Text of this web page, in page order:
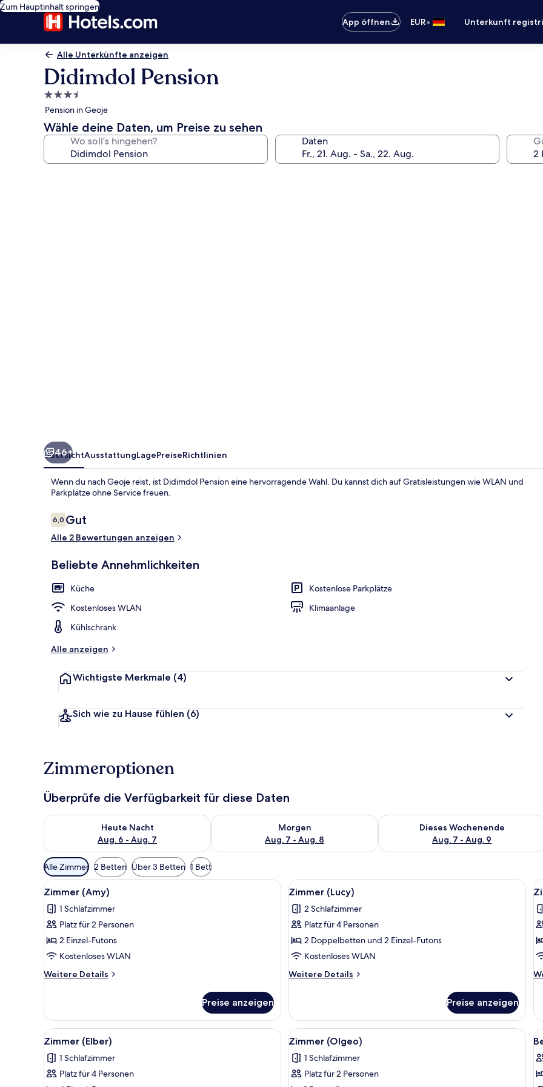
Zum Hauptinhalt springen
App öffnen
EUR• Unterkunft
Alle Unterkünfte anzeigen
Didimdol Pension
3.5-
Sterne-
Unterkunft
Pension in Geoje
Wähle deine Daten, um Preise zu sehen
Wo soll’s hingehen? Daten
Zimmer
46+
ÜbersichtAusstattungLagePreiseRichtlinien
Wenn du nach Geoje reist, ist Didimdol Pension eine hervorragende Wahl. Du kannst dich auf Gratisleistungen wie WLAN und
Parkplätze ohne Service freuen.
Bewertungen
6,06,0 von 10.
Gut
Alle 2 Bewertungen anzeigen
Beliebte Annehmlichkeiten
Küche
Kostenlose Parkplätze
Kostenloses WLAN
Klimaanlage
Kühlschrank
Alle anzeigen
Wichtigste Merkmale (4)
Sich wie zu Hause fühlen (6)
Zimmeroptionen
Überprüfe die Verfügbarkeit für diese Daten
Heute Nacht
Aug. 6 - Aug. 7
Überprüfe die Verfügbarkeit für heute Nacht, Aug. 6 - Aug. 7.
Morgen
Aug. 7 - Aug. 8
Überprüfe die Verfügbarkeit für morgen, Aug. 7 - Aug. 8.
Dieses Wochenende
Aug. 7 - Aug. 9
Überprüfe die Verfügbarkeit für
Verfügbare
Filter
für
Zimmer
Alle Zimmer 2 Betten Über 3 Betten 1 Bett
Alle
Fotos
für
Zimmer
(Amy)
anzeigen
Zimmer (Amy) | Kostenloses WLAN, individuell dekoriert, individuell eingerichtet
7
Zimmer (Amy)
1 Schlafzimmer
Platz für 2 Personen
2 Einzel-Futons
Kostenloses WLAN
Weitere Details
Weitere
(Amy)
Preise anzeigen
Alle
Fotos
für
Zimmer
(Lucy)
anzeigen
Zimmer (Lucy) | Kostenloses WLAN,
9
Zimmer (Lucy)
2 Schlafzimmer
Platz für 4 Personen
2 Doppelbetten und 2 Einzel-Futons
Kostenloses WLAN
Weitere Details
Weitere
(Lucy)
Preise anzeigen
Alle
Fotos
für
Zimmer
Zimmer (Elber) | Kostenloses WLAN, individuell dekoriert, individuell eingerichtet
6
Zimmer (Elber)
1 Schlafzimmer
Platz für 4 Personen
Alle
Fotos
für
Zimmer
Zimmer (Olgeo) | Kostenloses
8
Zimmer (Olgeo)
1 Schlafzimmer
Platz für 2 Personen